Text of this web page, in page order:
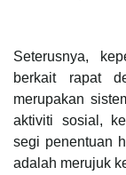
Seterusnya,
berkait rapat
merupakan
aktiviti sosial,
segi penentuan
adalah merujuk